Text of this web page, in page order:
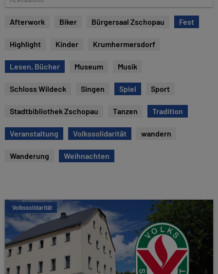
e
c
Afterwork Biker Bürgersaal Zschopau Fest
Highlight Kinder Krumhermersdorf
Lesen, Bücher Museum Musik
Schloss Wildeck Singen Spiel Sport
Stadtbibliothek Zschopau Tanzen Tradition
Veranstaltung Volkssolidarität wandern
Wanderung Weihnachten
Volkssolidarität